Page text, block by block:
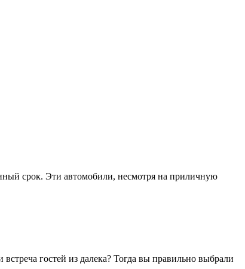
срок. Эти автомобили, несмотря на приличную
гостей из далека? Тогда вы правильно выбрали